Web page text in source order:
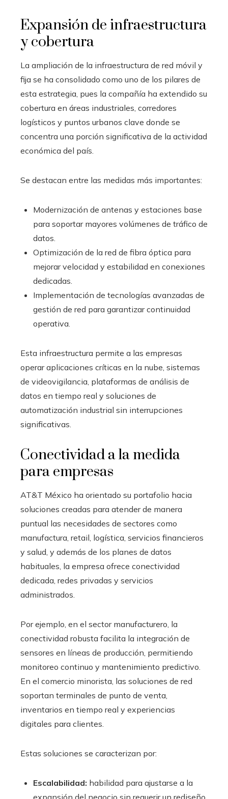
Expansión de infraestructura
y cobertura
La ampliación de la infraestructura de red móvil y
fija se ha consolidado como uno de los pilares de
esta estrategia, pues la compañía ha extendido su
cobertura en áreas industriales, corredores
logísticos y puntos urbanos clave donde se
concentra una porción significativa de la actividad
económica del país.
Se destacan entre las medidas más importantes:
Modernización de antenas y estaciones base
para soportar mayores volúmenes de tráfico de
datos.
Optimización de la red de fibra óptica para
mejorar velocidad y estabilidad en conexiones
dedicadas.
Implementación de tecnologías avanzadas de
gestión de red para garantizar continuidad
operativa.
Esta infraestructura permite a las empresas
operar aplicaciones críticas en la nube, sistemas
de videovigilancia, plataformas de análisis de
datos en tiempo real y soluciones de
automatización industrial sin interrupciones
significativas.
Conectividad a la medida
para empresas
AT&T México ha orientado su portafolio hacia
soluciones creadas para atender de manera
puntual las necesidades de sectores como
manufactura, retail, logística, servicios financieros
y salud, y además de los planes de datos
habituales, la empresa ofrece conectividad
dedicada, redes privadas y servicios
administrados.
Por ejemplo, en el sector manufacturero, la
conectividad robusta facilita la integración de
sensores en líneas de producción, permitiendo
monitoreo continuo y mantenimiento predictivo.
En el comercio minorista, las soluciones de red
soportan terminales de punto de venta,
inventarios en tiempo real y experiencias
digitales para clientes.
Estas soluciones se caracterizan por:
Escalabilidad: habilidad para ajustarse a la
expansión del negocio sin requerir un rediseño